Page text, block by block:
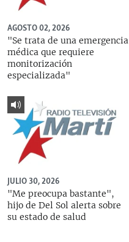
AGOSTO 02, 2026
"Se trata de una emergencia
médica que requiere
monitorización
especializada"
JULIO 30, 2026
"Me preocupa bastante",
hijo de Del Sol alerta sobre
su estado de salud